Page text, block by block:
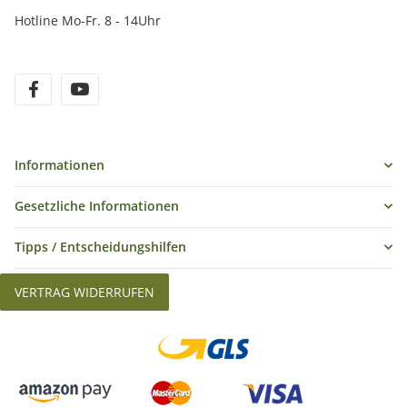
individuellen Monitoreinstellungen vom Original abweichen
1x Transporttasche
Hotline Mo-Fr. 8 - 14Uhr
Informationen
Gesetzliche Informationen
Tipps / Entscheidungshilfen
VERTRAG WIDERRUFEN